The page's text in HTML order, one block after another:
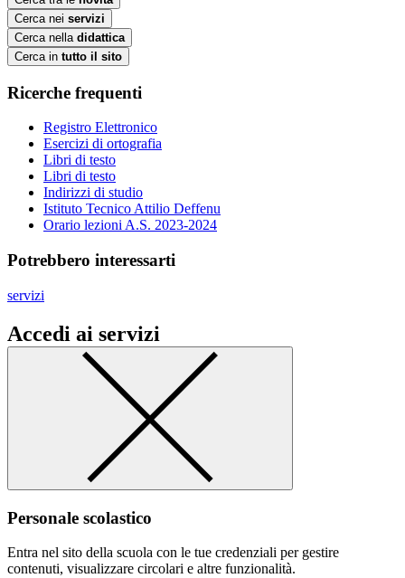
Cerca nei servizi
Cerca nella didattica
Cerca in tutto il sito
Ricerche frequenti
Registro Elettronico
Esercizi di ortografia
Libri di testo
Libri di testo
Indirizzi di studio
Istituto Tecnico Attilio Deffenu
Orario lezioni A.S. 2023-2024
Potrebbero interessarti
servizi
Accedi ai servizi
Personale scolastico
Entra nel sito della scuola con le tue credenziali per gestire
contenuti, visualizzare circolari e altre funzionalità.